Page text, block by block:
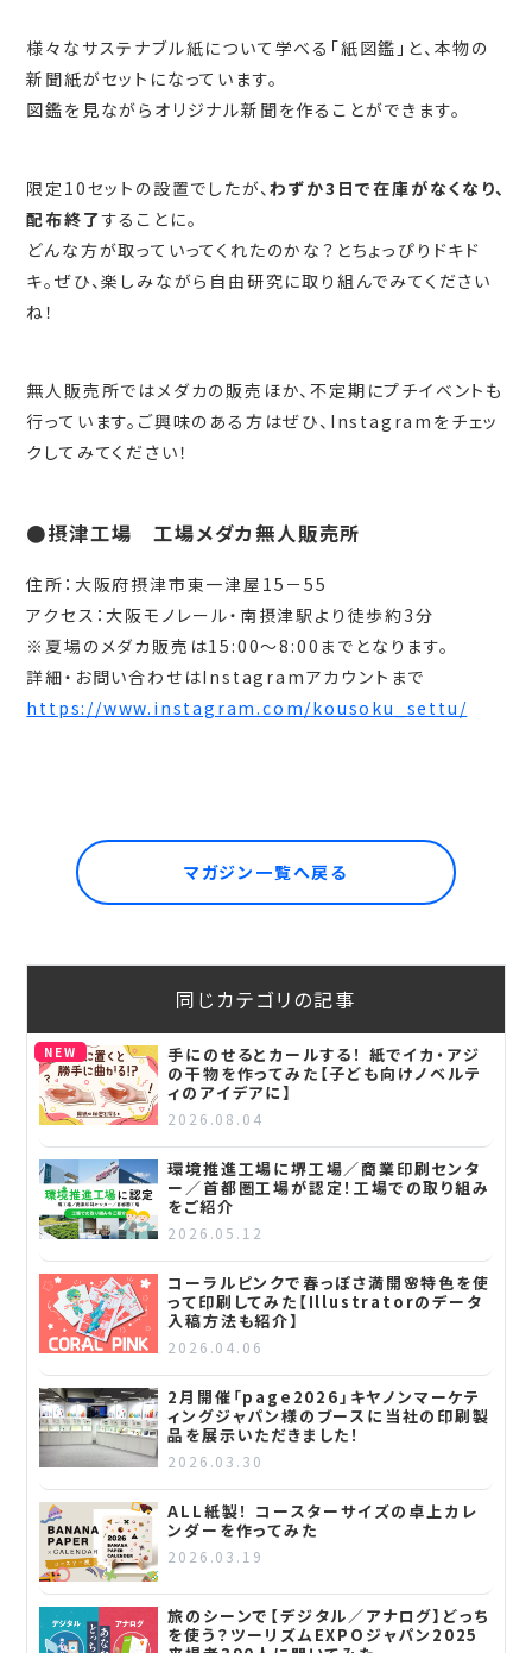
様々なサステナブル紙について学べる「紙図鑑」と、本物の
新聞紙がセットになっています。
図鑑を見ながらオリジナル新聞を作ることができます。
限定10セットの設置でしたが、わずか3日で在庫がなくなり、
配布終了することに。
どんな方が取っていってくれたのかな？とちょっぴりドキド
キ。ぜひ、楽しみながら自由研究に取り組んでみてください
ね！
無人販売所ではメダカの販売ほか、不定期にプチイベントも
行っています。ご興味のある方はぜひ、Instagramをチェッ
クしてみてください！
●摂津工場 工場メダカ無人販売所
住所：大阪府摂津市東一津屋15－55
アクセス：大阪モノレール・南摂津駅より徒歩約3分
※夏場のメダカ販売は15:00～8:00までとなります。
詳細・お問い合わせはInstagramアカウントまで
https://www.instagram.com/kousoku_settu/
同じカテゴリの記事
NEW
手にのせるとカールする！ 紙でイカ・アジ
の干物を作ってみた【子ども向けノベルテ
ィのアイデアに】
2026.08.04
環境推進工場に堺工場／商業印刷センタ
ー／首都圏工場が認定！工場での取り組み
をご紹介
2026.05.12
コーラルピンクで春っぽさ満開🌸特色を使
って印刷してみた【Illustratorのデータ
入稿方法も紹介】
2026.04.06
2月開催「page2026」キヤノンマーケテ
ィングジャパン様のブースに当社の印刷製
品を展示いただきました！
2026.03.30
ALL紙製！ コースターサイズの卓上カレ
ンダーを作ってみた
2026.03.19
旅のシーンで【デジタル／アナログ】どっち
を使う？ツーリズムEXPOジャパン2025
マガジン一覧へ戻る